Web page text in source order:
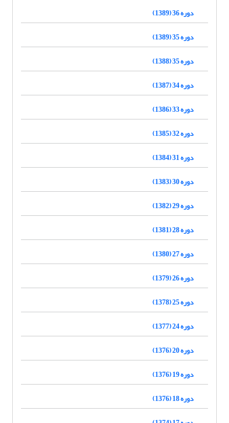
دوره 36 (1389)
دوره 35 (1389)
دوره 35 (1388)
دوره 34 (1387)
دوره 33 (1386)
دوره 32 (1385)
دوره 31 (1384)
دوره 30 (1383)
دوره 29 (1382)
دوره 28 (1381)
دوره 27 (1380)
دوره 26 (1379)
دوره 25 (1378)
دوره 24 (1377)
دوره 20 (1376)
دوره 19 (1376)
دوره 18 (1376)